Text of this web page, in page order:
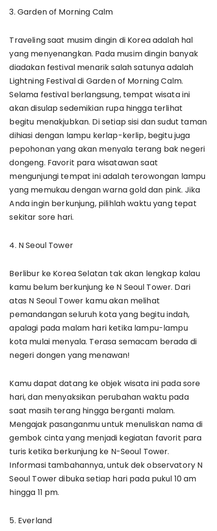
3. Garden of Morning Calm
Traveling saat musim dingin di Korea adalah hal
yang menyenangkan. Pada musim dingin banyak
diadakan festival menarik salah satunya adalah
Lightning Festival di Garden of Morning Calm.
Selama festival berlangsung, tempat wisata ini
akan disulap sedemikian rupa hingga terlihat
begitu menakjubkan. Di setiap sisi dan sudut taman
dihiasi dengan lampu kerlap-kerlip, begitu juga
pepohonan yang akan menyala terang bak negeri
dongeng. Favorit para wisatawan saat
mengunjungi tempat ini adalah terowongan lampu
yang memukau dengan warna gold dan pink. Jika
Anda ingin berkunjung, pilihlah waktu yang tepat
sekitar sore hari.
4. N Seoul Tower
Berlibur ke Korea Selatan tak akan lengkap kalau
kamu belum berkunjung ke N Seoul Tower. Dari
atas N Seoul Tower kamu akan melihat
pemandangan seluruh kota yang begitu indah,
apalagi pada malam hari ketika lampu-lampu
kota mulai menyala. Terasa semacam berada di
negeri dongen yang menawan!
Kamu dapat datang ke objek wisata ini pada sore
hari, dan menyaksikan perubahan waktu pada
saat masih terang hingga berganti malam.
Mengajak pasanganmu untuk menuliskan nama di
gembok cinta yang menjadi kegiatan favorit para
turis ketika berkunjung ke N-Seoul Tower.
Informasi tambahannya, untuk dek observatory N
Seoul Tower dibuka setiap hari pada pukul 10 am
hingga 11 pm.
5. Everland